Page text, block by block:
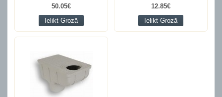
50.05€
Ielikt Grozā
12.85€
Ielikt Grozā